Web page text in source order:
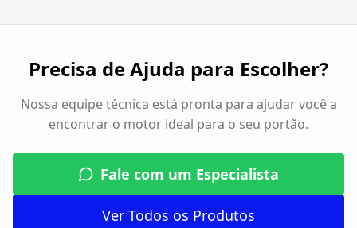
Precisa de Ajuda para Escolher?
Nossa equipe técnica está pronta para ajudar você a
encontrar o motor ideal para o seu portão.
Fale com um Especialista
Ver Todos os Produtos